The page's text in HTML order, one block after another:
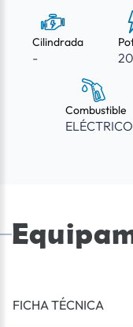
Cilindrada
-
Combustible
ELÉCTRICO
FICHA TÉCNICA